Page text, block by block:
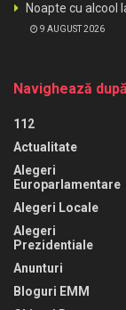
Noapte cu alcool
9 AUGUST 2026
Navighează
112
Actualitate
Alegeri
Europarlamentare
Alegeri Locale
Alegeri
Prezidentiale
Anunturi
Bloguri EMM